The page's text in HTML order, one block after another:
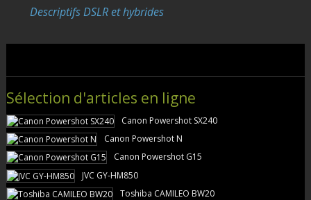
Descriptifs DSLR et hybrides
Sélection d'articles en ligne
Canon Powershot SX240
Canon Powershot N
Canon Powershot G15
JVC GY-HM850
Toshiba CAMILEO BW20